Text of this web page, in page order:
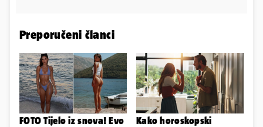
Preporučeni članci
FOTO Tijelo iz snova! Evo
Kako horoskopski